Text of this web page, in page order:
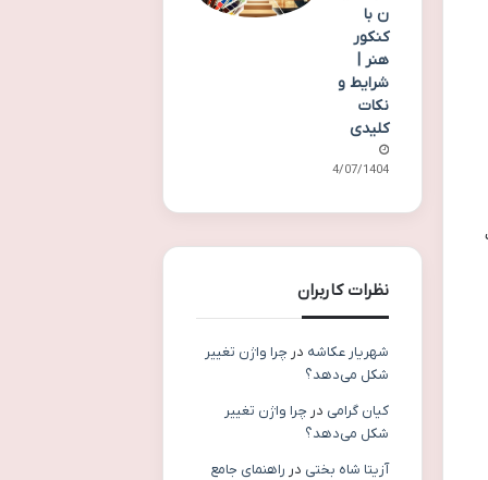
ن با
کنکور
هنر |
شرایط و
نکات
کلیدی
24/07/1404
نظرات کاربران
شهریار عکاشه در چرا واژن تغییر
شکل می‌دهد؟
کیان گرامی در چرا واژن تغییر
شکل می‌دهد؟
آزیتا شاه بختی در راهنمای جامع